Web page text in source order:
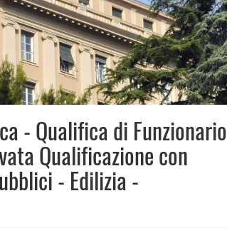
- Qualifica di Funzionario
Qualificazione con
- Edilizia -